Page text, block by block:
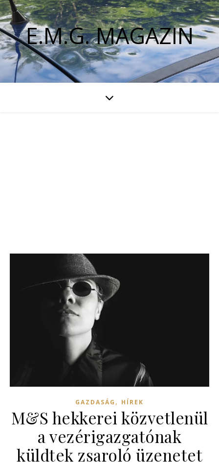
E.M.G. MAGAZIN
GAZDASÁG , HÍREK
M&S hekkerei közvetlenül
a vezérigazgatónak
küldtek zsaroló üzenetet